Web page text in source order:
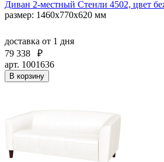
Диван 2-местный Стенли 4502, цвет
размер: 1460x770x620 мм
доставка от 1 дня
79 338
₽
арт. 1001636
В корзину